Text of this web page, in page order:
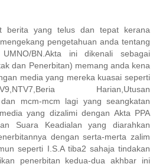
berita yang telus dan tepat kerana
pengetahuan anda tentang
BN.Akta ini dikenali sebagai
dan Penerbitan) memang anda kena
media yang mereka kuasai seperti
Harian,Utusan
mcm-mcm lagi yang seangkatan
yang dizalimi dengan Akta PPA
Suara Keadialan yang diarahkan
dengan serta-merta zalim
seperti I.S.A tiba2 sahaja tindakan
penerbitan kedua-dua akhbar ini